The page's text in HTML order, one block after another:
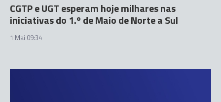
CGTP e UGT esperam hoje milhares nas
iniciativas do 1.º de Maio de Norte a Sul
1 Mai 09:34